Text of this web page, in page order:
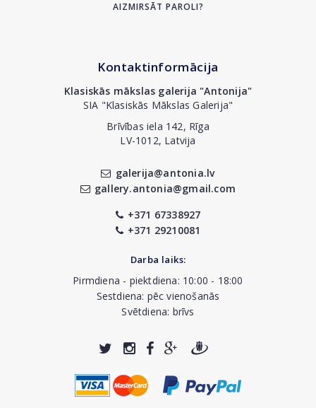
AIZMIRSĀT PAROLI?
Kontaktinformācija
Klasiskās mākslas galerija "Antonija"
SIA "Klasiskās Mākslas Galerija"
Brīvības iela 142, Rīga
LV-1012, Latvija
galerija@antonia.lv
gallery.antonia@gmail.com
+371 67338927
+371 29210081
Darba laiks:
Pirmdiena - piektdiena: 10:00 - 18:00
Sestdiena: pēc vienošanās
Svētdiena: brīvs